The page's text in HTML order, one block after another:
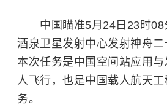
中国瞄准5月24日23时08
酒泉卫星发射中心发射神舟二
本次任务是中国空间站应用
人飞行，也是中国载人航天
务。